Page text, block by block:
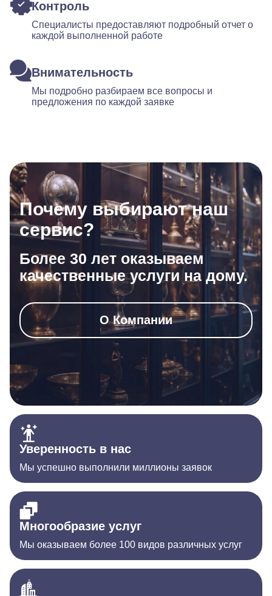
Контроль
Специалисты предоставляют подробный отчет о
каждой выполненной работе
Внимательность
Мы подробно разбираем все вопросы и
предложения по каждой заявке
Почему выбирают наш
сервис?
Более 30 лет оказываем
качественные услуги на дому.
О Компании
Уверенность в нас
Мы успешно выполнили миллионы заявок
Многообразие услуг
Мы оказываем более 100 видов различных услуг